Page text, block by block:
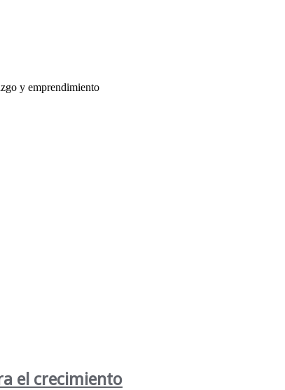
y emprendimiento
el crecimiento